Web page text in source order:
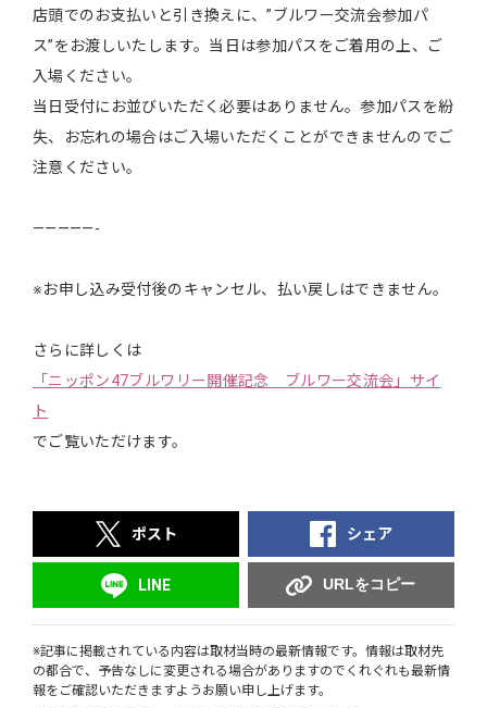
店頭でのお支払いと引き換えに、”ブルワー交流会参加パ
ス”をお渡しいたします。当日は参加パスをご着用の上、ご
入場ください。
当日受付にお並びいただく必要はありません。参加パスを紛
失、お忘れの場合はご入場いただくことができませんのでご
注意ください。
—————-
※お申し込み受付後のキャンセル、払い戻しはできません。
さらに詳しくは
「ニッポン47ブルワリー開催記念 ブルワー交流会」サイ
ト
でご覧いただけます。
ポスト シェア
LINE URLをコピー
※記事に掲載されている内容は取材当時の最新情報です。情報は取材先
の都合で、予告なしに変更される場合がありますのでくれぐれも最新情
報をご確認いただきますようお願い申し上げます。